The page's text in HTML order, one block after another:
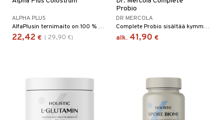
ALPHA PLUS
AlfaPlusin ternimaito on 100 % puhdasta ternimaitojauhetta.
22,42 € ( 29,90 €)
Probio
DR MERCOLA
Complete Probio sisältää kymmentä eri bakteerikantaa erittäin elinvoimaisten ja ainutlaatuisten Lactobacillus acidophilus DDS-1 kanssa
alk. 41,90 €